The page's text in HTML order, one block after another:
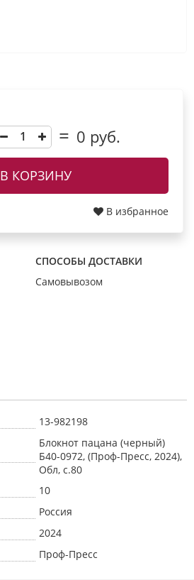
0 руб.
В КОРЗИНУ
В избранное
СПОСОБЫ ДОСТАВКИ
Самовывозом
13-982198
Блокнот пацана (черный)
Б40-0972, (Проф-Пресс, 2024),
Обл, c.80
10
Россия
2024
Проф-Пресс